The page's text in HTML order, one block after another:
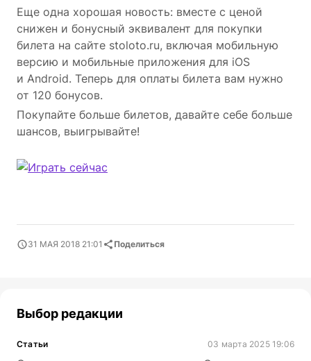
Еще одна хорошая новость: вместе с ценой
снижен и бонусный эквивалент для покупки
билета на сайте stoloto.ru, включая мобильную
версию и мобильные приложения для iOS
и Android. Теперь для оплаты билета вам нужно
от 120 бонусов.
Покупайте больше билетов, давайте себе больше
шансов, выигрывайте!
31 МАЯ 2018 21:01 Поделиться
Выбор редакции
Статьи 03 марта 2025 19:06